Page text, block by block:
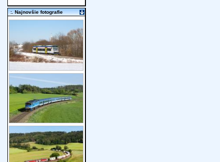
:. Najnovšie fotografie